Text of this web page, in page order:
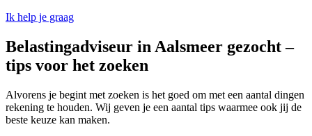
Ik help je graag
Belastingadviseur in Aalsmeer gezocht –
tips voor het zoeken
Alvorens je begint met zoeken is het goed om met een aantal dingen
rekening te houden. Wij geven je een aantal tips waarmee ook jij de
beste keuze kan maken.